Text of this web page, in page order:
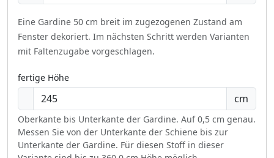
Eine Gardine 50 cm breit im zugezogenen Zustand am
Fenster dekoriert. Im nächsten Schritt werden Varianten
mit Faltenzugabe vorgeschlagen.
fertige Höhe
cm
Oberkante bis Unterkante der Gardine. Auf 0,5 cm genau.
Messen Sie von der Unterkante der Schiene bis zur
Unterkante der Gardine. Für diesen Stoff in dieser